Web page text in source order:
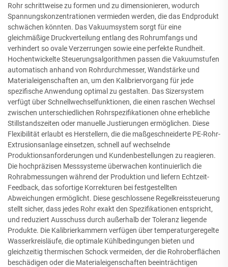
Rohr schrittweise zu formen und zu dimensionieren, wodurch
Spannungskonzentrationen vermieden werden, die das Endprodukt
schwächen könnten. Das Vakuumsystem sorgt für eine
gleichmäßige Druckverteilung entlang des Rohrumfangs und
verhindert so ovale Verzerrungen sowie eine perfekte Rundheit.
Hochentwickelte Steuerungsalgorithmen passen die Vakuumstufen
automatisch anhand von Rohrdurchmesser, Wandstärke und
Materialeigenschaften an, um den Kalibriervorgang für jede
spezifische Anwendung optimal zu gestalten. Das Sizersystem
verfügt über Schnellwechselfunktionen, die einen raschen Wechsel
zwischen unterschiedlichen Rohrspezifikationen ohne erhebliche
Stillstandszeiten oder manuelle Justierungen ermöglichen. Diese
Flexibilität erlaubt es Herstellern, die die maßgeschneiderte PE-Rohr-
Extrusionsanlage einsetzen, schnell auf wechselnde
Produktionsanforderungen und Kundenbestellungen zu reagieren.
Die hochpräzisen Messsysteme überwachen kontinuierlich die
Rohrabmessungen während der Produktion und liefern Echtzeit-
Feedback, das sofortige Korrekturen bei festgestellten
Abweichungen ermöglicht. Diese geschlossene Regelkreissteuerung
stellt sicher, dass jedes Rohr exakt den Spezifikationen entspricht,
und reduziert Ausschuss durch außerhalb der Toleranz liegende
Produkte. Die Kalibrierkammern verfügen über temperaturgeregelte
Wasserkreisläufe, die optimale Kühlbedingungen bieten und
gleichzeitig thermischen Schock vermeiden, der die Rohroberflächen
beschädigen oder die Materialeigenschaften beeinträchtigen